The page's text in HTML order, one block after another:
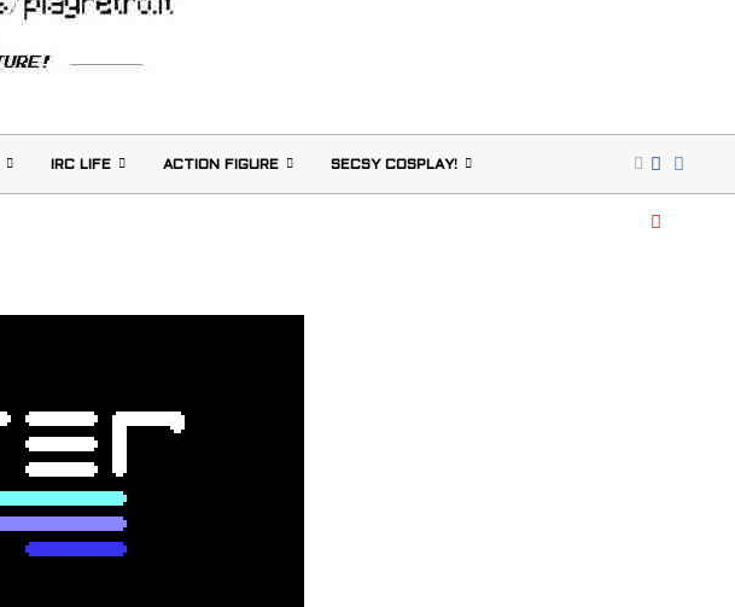
IRC LIFE ACTION FIGURE SECSY COSPLAY!